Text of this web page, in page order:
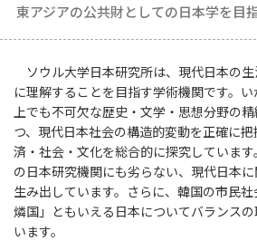
東アジアの公共財としての日本学を目指
ソウル大学日本研究所は、現代日本の
に理解することを目指す学術機関です。
上でも不可欠な歴史・文学・思想分野の
つ、現代日本社会の構造的変動を正確に
済・社会・文化を総合的に探究していま
の日本研究機関にも劣らない、現代日本
生み出しています。さらに、韓国の市民
燐国」ともいえる日本についてバランス
います。